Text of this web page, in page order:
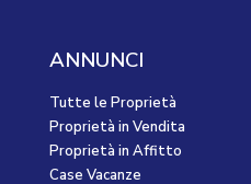
ANNUNCI
Tutte le Proprietà
Proprietà in Vendita
Proprietà in Affitto
Case Vacanze